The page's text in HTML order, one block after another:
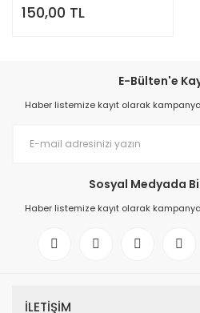
150,00 TL
E-Bülten'e
Haber listemize kayıt olarak
Sosyal Medyada
Haber listemize kayıt olarak
İLETİŞİM